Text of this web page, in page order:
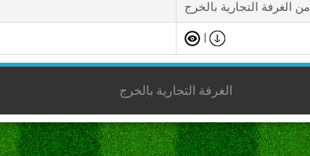
من الغرفة التجارية بالخرج
|
الغرفة التجارية بالخرج